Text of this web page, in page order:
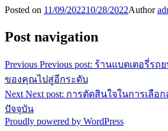
Posted on 11/09/202210/28/2022Author
Post navigation
Previous Previous post: ร้านแบตเตอรี่รถ
ของคุณไปสู่อีกระดับ
Next Next post: การตัดสินใจในการเลือ
ปัจจุบัน
Proudly powered by WordPress